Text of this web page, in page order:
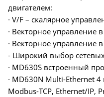
двигателем:
∙ V/F – скалярное
∙ Векторное управление
∙ Векторное управление
- Широкий выбор
∙ MD630S встроенный
∙ MD630N Multi-Ethernet
Modbus-TCP, Ethernet/IP,